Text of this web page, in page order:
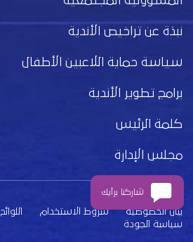
نبذة عن تراخيص الأندية
سياسة حماية اللاعبين الأطفال
برامج تطوير الأندية
كلمة الرئيس
مجلس الإدارة
بيان الخصوصية شروط الاستخدام اللوائح
سياسة الجودة
شاركنا برأيك